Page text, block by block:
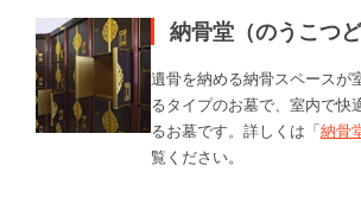
納骨堂（のうこつど
遺骨を納める納骨スペースが
るタイプのお墓で、室内で快
るお墓です。詳しくは「納骨
覧ください。